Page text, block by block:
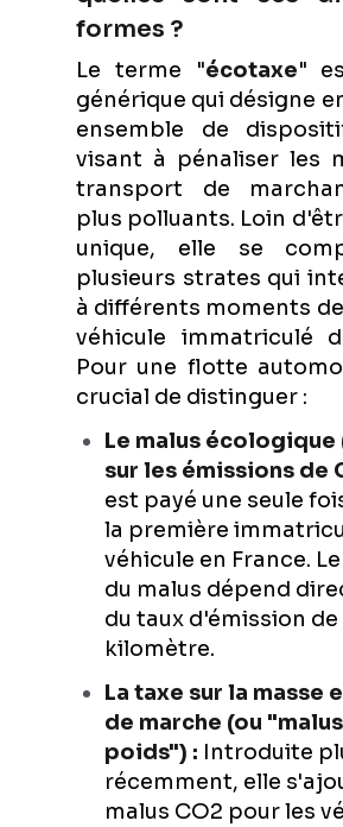
formes ?
Le terme "écotaxe"
générique qui désigne
ensemble de
visant à pénaliser les
transport de
plus polluants. Loin
unique, elle se
plusieurs strates qui
à différents moments
véhicule immatriculé
Pour une flotte
crucial de distinguer :
Le malus écologique
sur les émissions de
est payé une seule
la première
véhicule en France.
du malus dépend
du taux d'émission
kilomètre.
La taxe sur la masse
de marche (ou
poids") : Introduite
récemment, elle
malus CO2 pour les